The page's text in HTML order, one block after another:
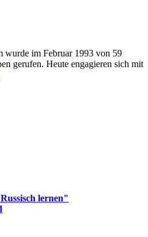
wurde im Februar 1993 von 59
gerufen. Heute engagieren sich mit
lernen"